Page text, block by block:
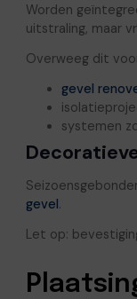
Worden
uitstraling, maar
Overweeg dit
gevel
systemen
gevel.
Let op: